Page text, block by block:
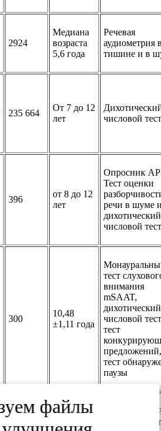
2924
Медиана
возраста
5,6 года
Речевая
аудиометрия
тишине и в
235 664
От 7 до 12
лет
числовой
396
от 8 до 12
лет
Опросник
Тест оценки
речи в шуме
дихотический
числовой
300
10,48
±1,11 года
тест
внимания
mSAAT,
дихотический
числовой
тест
тест
паузы
числовой
файлы